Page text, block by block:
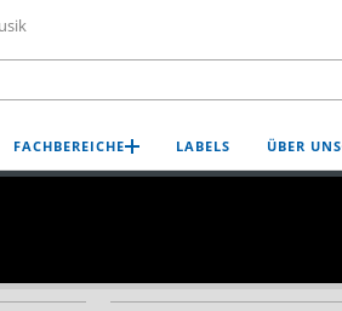
FACHBEREICHE LABELS ÜBER UNS